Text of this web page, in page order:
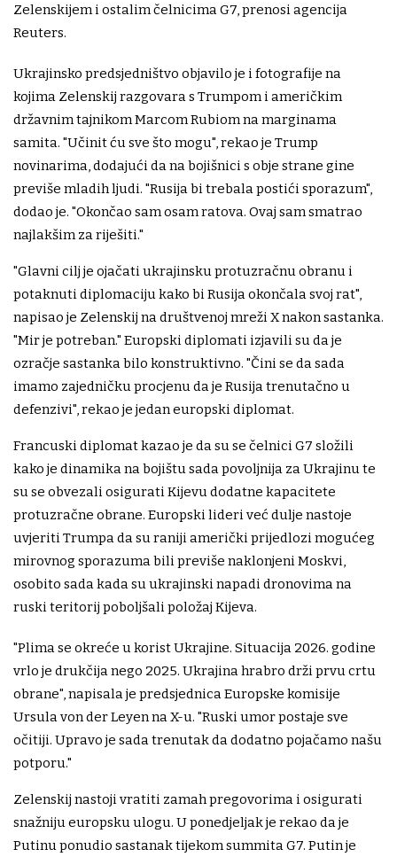
Zelenskijem i ostalim čelnicima G7, prenosi agencija
Reuters.
Ukrajinsko predsjedništvo objavilo je i fotografije na
kojima Zelenskij razgovara s Trumpom i američkim
državnim tajnikom Marcom Rubiom na marginama
samita. "Učinit ću sve što mogu", rekao je Trump
novinarima, dodajući da na bojišnici s obje strane gine
previše mladih ljudi. "Rusija bi trebala postići sporazum",
dodao je. "Okončao sam osam ratova. Ovaj sam smatrao
najlakšim za riješiti."
"Glavni cilj je ojačati ukrajinsku protuzračnu obranu i
potaknuti diplomaciju kako bi Rusija okončala svoj rat",
napisao je Zelenskij na društvenoj mreži X nakon sastanka.
"Mir je potreban." Europski diplomati izjavili su da je
ozračje sastanka bilo konstruktivno. "Čini se da sada
imamo zajedničku procjenu da je Rusija trenutačno u
defenzivi", rekao je jedan europski diplomat.
Francuski diplomat kazao je da su se čelnici G7 složili
kako je dinamika na bojištu sada povoljnija za Ukrajinu te
su se obvezali osigurati Kijevu dodatne kapacitete
protuzračne obrane. Europski lideri već dulje nastoje
uvjeriti Trumpa da su raniji američki prijedlozi mogućeg
mirovnog sporazuma bili previše naklonjeni Moskvi,
osobito sada kada su ukrajinski napadi dronovima na
ruski teritorij poboljšali položaj Kijeva.
"Plima se okreće u korist Ukrajine. Situacija 2026. godine
vrlo je drukčija nego 2025. Ukrajina hrabro drži prvu crtu
obrane", napisala je predsjednica Europske komisije
Ursula von der Leyen na X-u. "Ruski umor postaje sve
očitiji. Upravo je sada trenutak da dodatno pojačamo našu
potporu."
Zelenskij nastoji vratiti zamah pregovorima i osigurati
snažniju europsku ulogu. U ponedjeljak je rekao da je
Putinu ponudio sastanak tijekom summita G7. Putin je